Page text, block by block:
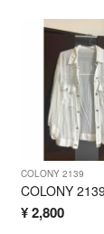
COLONY 2139
¥2,800